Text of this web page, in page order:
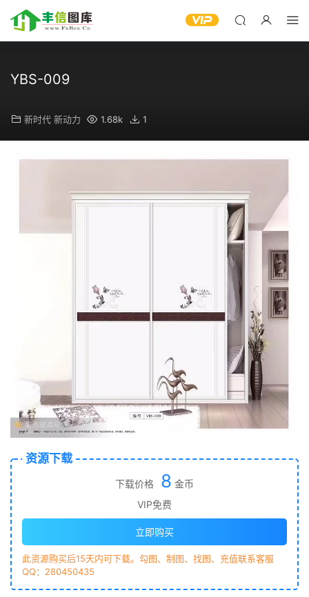
YBS-009
新时代 新动力 1.68k 1
资源下载
下载价格 8 金币
VIP免费
立即购买
此资源购买后15天内可下载。勾图、制图、找图、充值联系客服
QQ：280450435